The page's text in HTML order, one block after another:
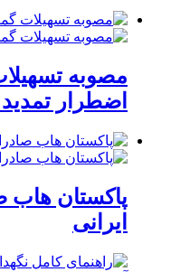
مصوبه
اضطرار
پاکستان هاب
ایرانی